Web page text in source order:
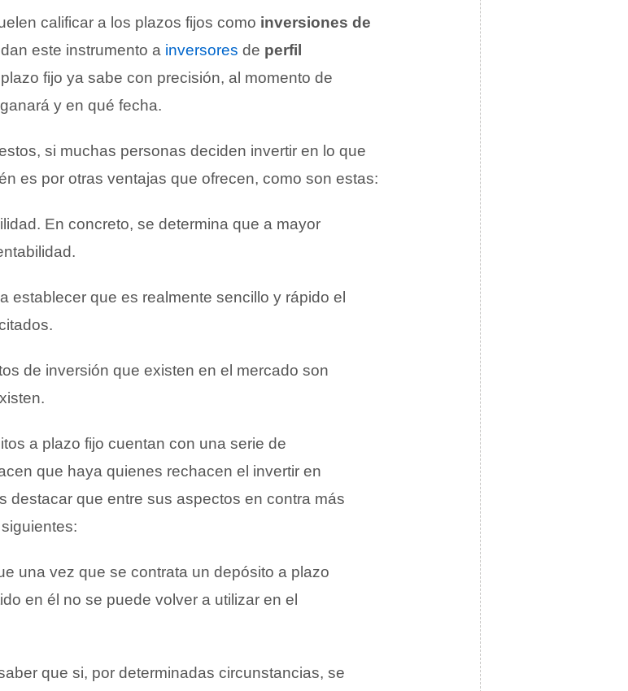
calificar a los plazos fijos como inversiones de
este instrumento a inversores de perfil
fijo ya sabe con precisión, al momento de
y en qué fecha.
si muchas personas deciden invertir en lo que
es por otras ventajas que ofrecen, como son estas:
En concreto, se determina que a mayor
establecer que es realmente sencillo y rápido el
de inversión que existen en el mercado son
a plazo fijo cuentan con una serie de
que haya quienes rechacen el invertir en
destacar que entre sus aspectos en contra más
una vez que se contrata un depósito a plazo
en él no se puede volver a utilizar en el
que si, por determinadas circunstancias, se